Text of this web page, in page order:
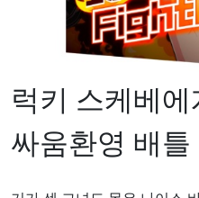
럭키 스케베
싸움환영 배틀